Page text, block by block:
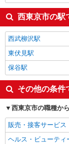
西東京市の駅
西武柳沢駅
東伏見駅
保谷駅
その他の条件
西東京市の職種か
販売・接客サービス
ヘルス・ビューティ